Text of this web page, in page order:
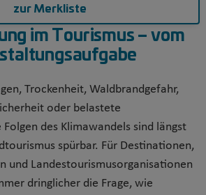
im Tourismus – vom
Trockenheit, Waldbrandgefahr,
oder belastete
des Klimawandels sind längst
spürbar. Für Destinationen,
und Landestourismusorganisationen
dringlicher die Frage, wie
zur Merkliste